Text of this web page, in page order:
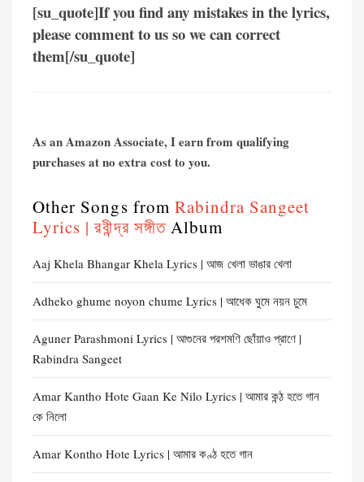
[su_quote]If you find any mistakes in the lyrics,
please comment to us so we can correct
them[/su_quote]
As an Amazon Associate, I earn from qualifying
purchases at no extra cost to you.
Other Songs from Rabindra Sangeet
Lyrics | রবীন্দ্র সঙ্গীতAlbum
Aaj Khela Bhangar Khela Lyrics | আজ খেলা ভাঙার খেলা
Adheko ghume noyon chume Lyrics | আধেক ঘুমে নয়ন চুমে
Aguner Parashmoni Lyrics | আগুনের পরশমণি ছোঁয়াও প্রাণে |
Rabindra Sangeet
Amar Kantho Hote Gaan Ke Nilo Lyrics | আমার কন্ঠ হতে গান
কে নিলো
Amar Kontho Hote Lyrics | আমার কণ্ঠ হতে গান